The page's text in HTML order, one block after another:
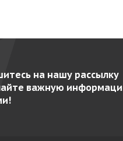
на нашу рассылку
важную